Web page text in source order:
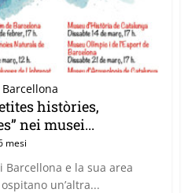
històries,
nei musei...
mesi
Barcellona e la sua area
un’altra...